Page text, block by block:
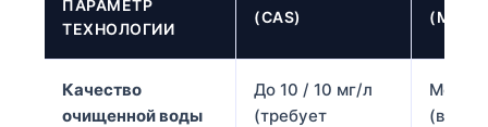
ПАРАМЕТР
ТЕХНОЛОГИИ
(CAS)
(MBR)
Качество
очищенной воды
До 10 / 10 мг/л
(требует
Менее